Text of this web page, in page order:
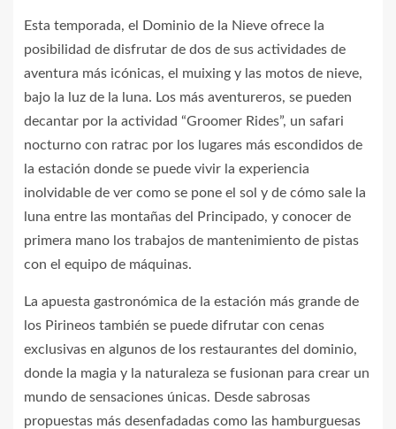
Esta temporada, el Dominio de la Nieve ofrece la
posibilidad de disfrutar de dos de sus actividades de
aventura más icónicas, el muixing y las motos de nieve,
bajo la luz de la luna. Los más aventureros, se pueden
decantar por la actividad “Groomer Rides”, un safari
nocturno con ratrac por los lugares más escondidos de
la estación donde se puede vivir la experiencia
inolvidable de ver como se pone el sol y de cómo sale la
luna entre las montañas del Principado, y conocer de
primera mano los trabajos de mantenimiento de pistas
con el equipo de máquinas.
La apuesta gastronómica de la estación más grande de
los Pirineos también se puede difrutar con cenas
exclusivas en algunos de los restaurantes del dominio,
donde la magia y la naturaleza se fusionan para crear un
mundo de sensaciones únicas. Desde sabrosas
propuestas más desenfadadas como las hamburguesas